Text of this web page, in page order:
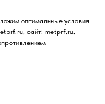
оптимальные условия
сайт: metprf.ru.